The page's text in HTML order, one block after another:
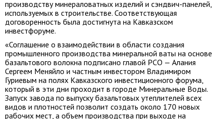
производству минераловатных изделий и сэндвич-панелей,
используемых в строительстве. Соответствующая
договоренность была достигнута на Кавказском
инвестфоруме.
«Соглашение о взаимодействии в области создания
промышленного производства минеральной ваты на основе
базальтового волокна подписано главой РСО — Алания
Сергеем Меняйло и частным инвестором Владимиром
Гуриевым на полях Кавказского инвестиционного форума,
который в эти дни проходит в городе Минеральные Воды.
Запуск завода по выпуску базальтовых утеплителей всех
видов и плотностей позволит создать около 170 новых
рабочих мест, а объем производства при выходе на